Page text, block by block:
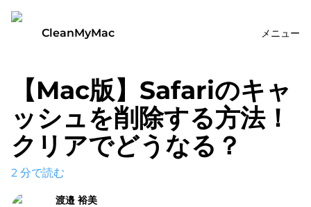
CleanMyMac メニュー
【Mac版】Safariのキャ
ッシュを削除する方法！
クリアでどうなる？
2 分で読む
渡邉 裕美